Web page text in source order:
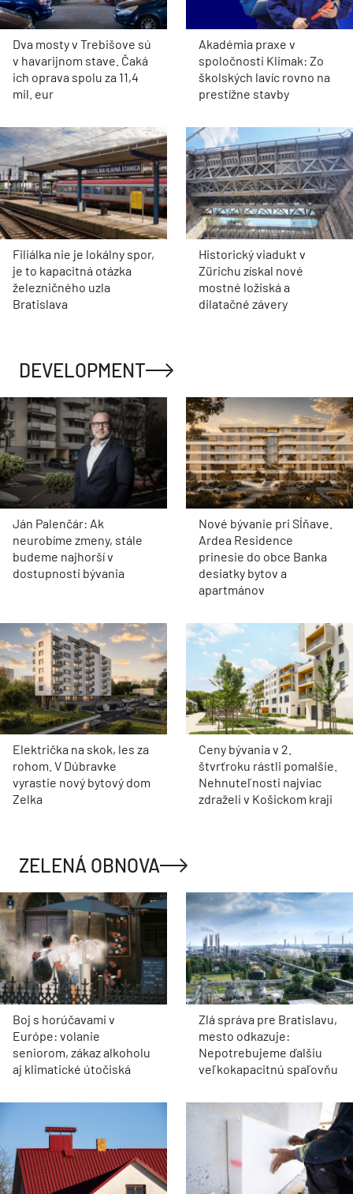
Dva mosty v Trebišove sú
v havarijnom stave. Čaká
ich oprava spolu za 11,4
mil. eur
Akadémia praxe v
spoločnosti Klimak: Zo
školských lavíc rovno na
prestížne stavby
Filiálka nie je lokálny spor,
je to kapacitná otázka
železničného uzla
Bratislava
Historický viadukt v
Zürichu získal nové
mostné ložiská a
dilatačné závery
DEVELOPMENT
Ján Palenčár: Ak
neurobíme zmeny, stále
budeme najhorší v
dostupnosti bývania
Nové bývanie pri Sĺňave.
Ardea Residence
prinesie do obce Banka
desiatky bytov a
apartmánov
Električka na skok, les za
rohom. V Dúbravke
vyrastie nový bytový dom
Zelka
Ceny bývania v 2.
štvrťroku rástli pomalšie.
Nehnuteľnosti najviac
zdraželi v Košickom kraji
ZELENÁ OBNOVA
Boj s horúčavami v
Európe: volanie
seniorom, zákaz alkoholu
aj klimatické útočiská
Zlá správa pre Bratislavu,
mesto odkazuje:
Nepotrebujeme ďalšiu
veľkokapacitnú spaľovňu